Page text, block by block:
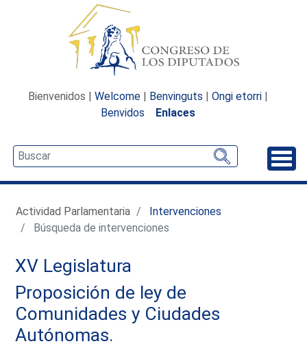
Bienvenidos | Welcome | Benvinguts | Ongi etorri |
Benvidos
Enlaces
Actividad Parlamentaria
Intervenciones
Búsqueda de intervenciones
XV Legislatura
Proposición de ley de
Comunidades y Ciudades
Autónomas.